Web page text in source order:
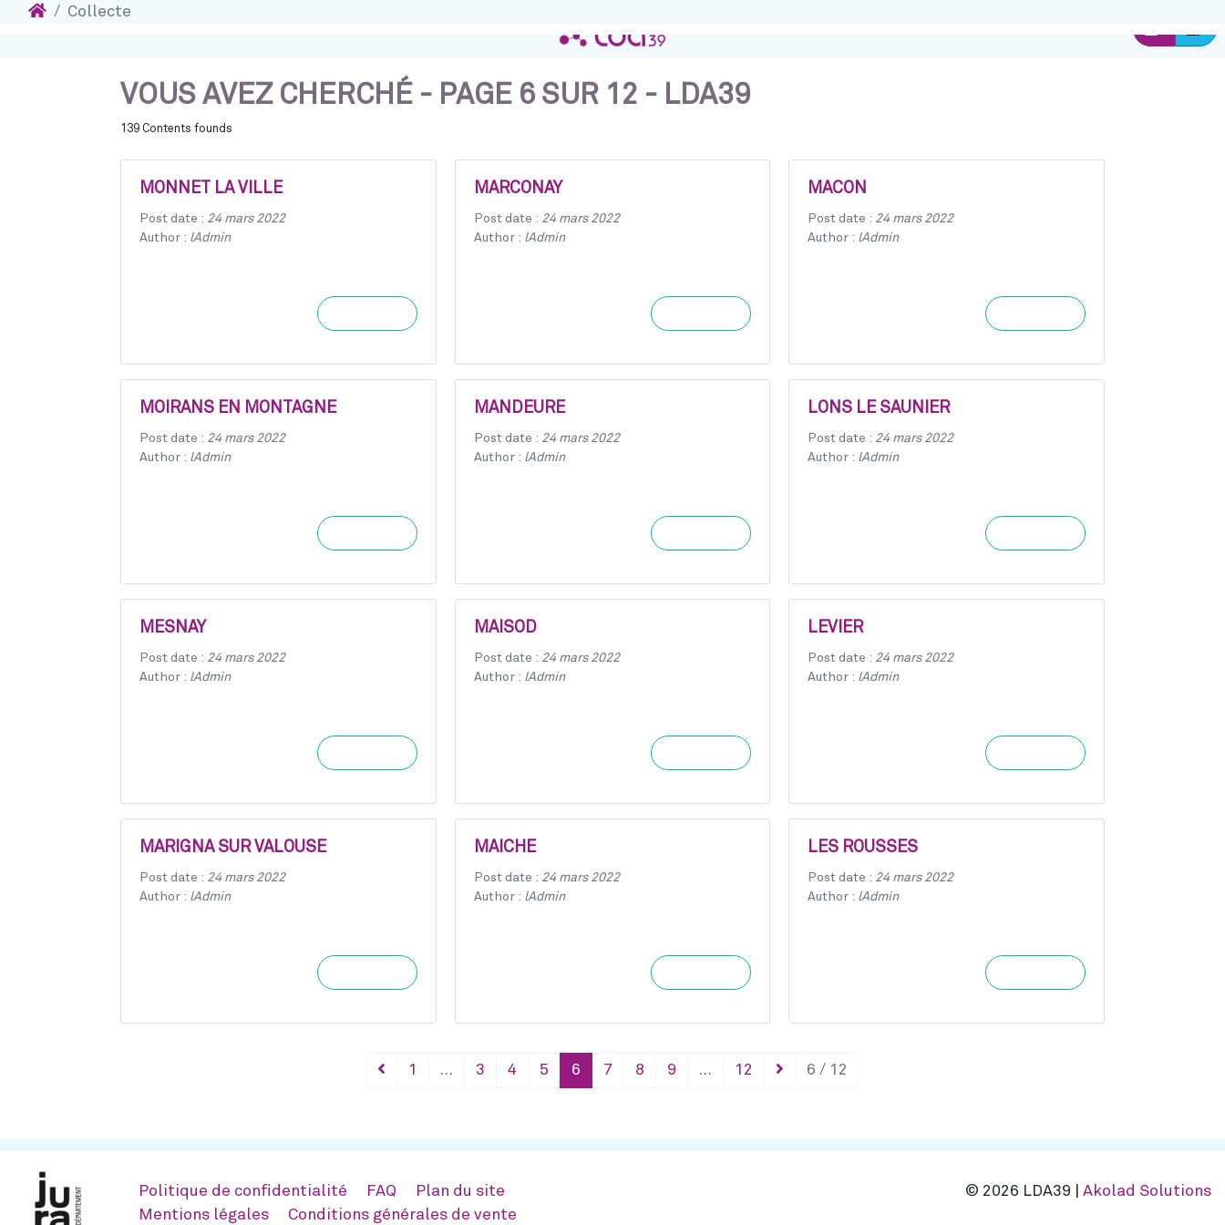
Connexion
AccueilCollecte
VOUS AVEZ CHERCHÉ - PAGE 6 SUR 12 - LDA39
139 Contents founds
MONNET LA VILLE
Post date : 24 mars 2022
Author : lAdmin
MOIRANS EN MONTAGNE
Post date : 24 mars 2022
Author : lAdmin
MESNAY
Post date : 24 mars 2022
Author : lAdmin
MARIGNA SUR VALOUSE
Post date : 24 mars 2022
Author : lAdmin
MARCONAY
Post date : 24 mars 2022
Author : lAdmin
MANDEURE
Post date : 24 mars 2022
Author : lAdmin
MAISOD
Post date : 24 mars 2022
Author : lAdmin
MAICHE
Post date : 24 mars 2022
Author : lAdmin
MACON
Post date : 24 mars 2022
Author : lAdmin
LONS LE SAUNIER
Post date : 24 mars 2022
Author : lAdmin
LEVIER
Post date : 24 mars 2022
Author : lAdmin
LES ROUSSES
Post date : 24 mars 2022
Author : lAdmin
1 … 3 4 5 6 7 8 9 … 12 6 / 12
Politique de confidentialité FAQ
Plan du site
Mentions légales
Conditions générales de vente
© 2026 LDA39 | Akolad Solutions